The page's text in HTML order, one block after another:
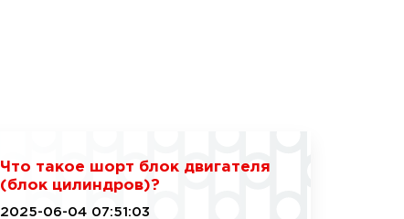
Что такое шорт блок двигателя
(блок цилиндров)?
2025-06-04 07:51:03